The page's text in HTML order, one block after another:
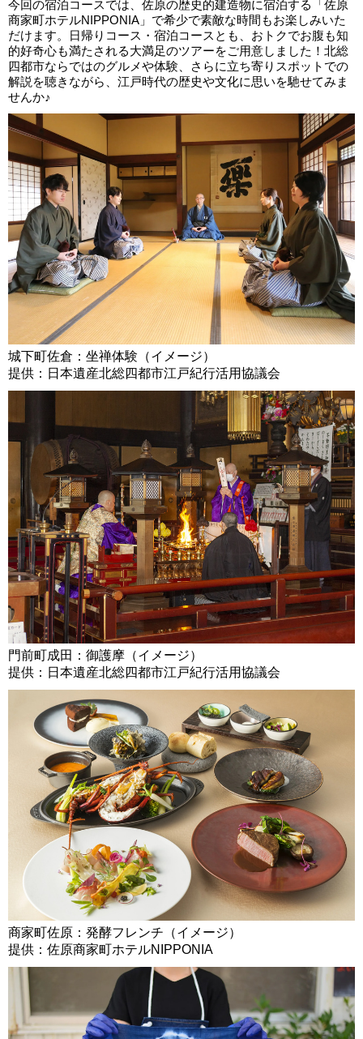
今回の宿泊コースでは、佐原の歴史的建造物に宿泊する「佐原
商家町ホテルNIPPONIA」で希少で素敵な時間もお楽しみいた
だけます。日帰りコース・宿泊コースとも、おトクでお腹も知
的好奇心も満たされる大満足のツアーをご用意しました！北総
四都市ならではのグルメや体験、さらに立ち寄りスポットでの
解説を聴きながら、江戸時代の歴史や文化に思いを馳せてみま
せんか♪
城下町佐倉：坐禅体験（イメージ）
提供：日本遺産北総四都市江戸紀行活用協議会
門前町成田：御護摩（イメージ）
提供：日本遺産北総四都市江戸紀行活用協議会
商家町佐原：発酵フレンチ（イメージ）
提供：佐原商家町ホテルNIPPONIA